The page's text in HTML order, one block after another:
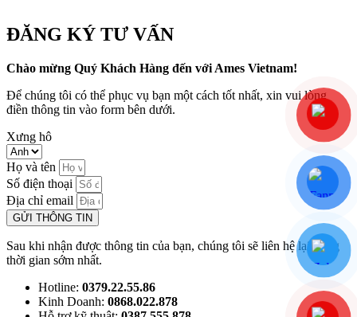
ĐĂNG KÝ TƯ VẤN
Chào mừng Quý Khách Hàng đến với Ames Vietnam!
Để chúng tôi có thể phục vụ bạn một cách tốt nhất, xin vui lòng
điền thông tin vào form bên dưới.
Xưng hô
Họ và tên
Số điện thoại
Địa chỉ email
GỬI THÔNG TIN
Sau khi nhận được thông tin của bạn, chúng tôi sẽ liên hệ lại trong
thời gian sớm nhất.
Hotline: 0379.22.55.86
Kinh Doanh: 0868.022.878